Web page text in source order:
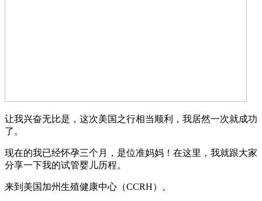
让我兴奋无比是，这次美国之行相当顺利，我居然一次就成功
了。
现在的我已经怀孕三个月，是位准妈妈！在这里，我就跟大家
分享一下我的试管婴儿历程。
来到美国加州生殖健康中心（CCRH）。